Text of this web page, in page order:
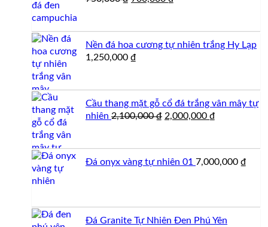
700,000 ₫.
Nền đá hoa cương tự nhiên trắng Hy Lạp
1,250,000 ₫
Cầu thang mặt gỗ cổ đá trắng vân mây tự
nhiên 2,100,000₫ Giá
2,000,000 ₫
2,000,000 ₫.
Đá onyx vàng tự nhiên 01 7,000,000 ₫
Đá Granite Tự Nhiên Đen Phú Yên